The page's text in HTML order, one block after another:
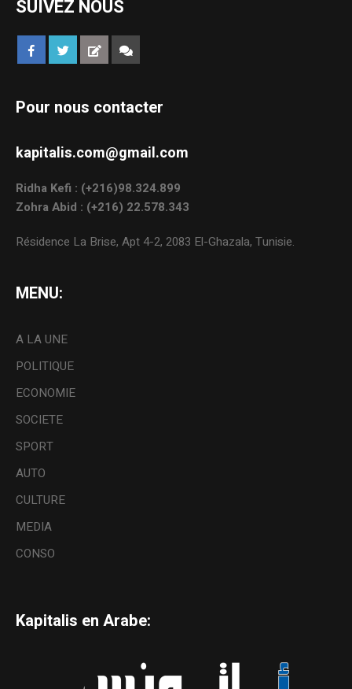
SUIVEZ NOUS
Pour nous contacter
kapitalis.com@gmail.com
Ridha Kefi : (+216)98.324.899
Zohra Abid : (+216) 22.578.343
Résidence La Brise, Apt 4-2, 2083 El-Ghazala, Tunisie.
MENU:
A LA UNE
POLITIQUE
ECONOMIE
SOCIETE
SPORT
AUTO
CULTURE
MEDIA
CONSO
Kapitalis en Arabe: